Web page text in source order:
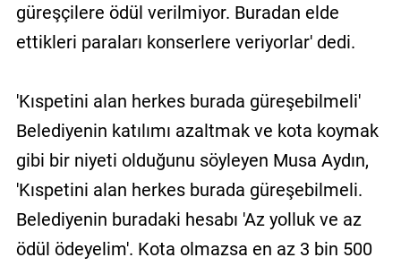
güreşçilere ödül verilmiyor. Buradan elde
ettikleri paraları konserlere veriyorlar' dedi.
'Kıspetini alan herkes burada güreşebilmeli'
Belediyenin katılımı azaltmak ve kota koymak
gibi bir niyeti olduğunu söyleyen Musa Aydın,
'Kıspetini alan herkes burada güreşebilmeli.
Belediyenin buradaki hesabı 'Az yolluk ve az
ödül ödeyelim'. Kota olmazsa en az 3 bin 500